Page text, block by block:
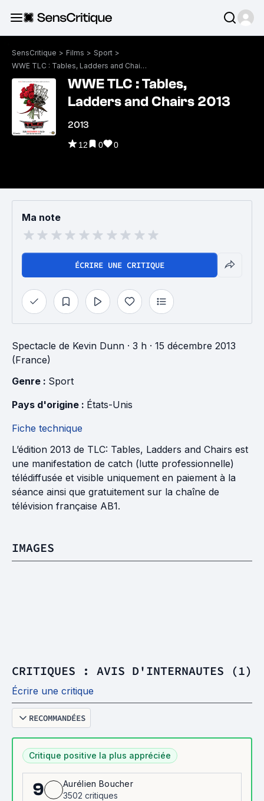
SensCritique > Films > Sport >
WWE TLC : Tables, Ladders and Chairs 2013
WWE TLC : Tables,
Ladders and Chairs 2013
2013
12 0 0
Ma note
ÉCRIRE UNE CRITIQUE
Spectacle de Kevin Dunn · 3 h · 15 décembre 2013
(France)
Genre : Sport
Pays d'origine : États-Unis
Fiche technique
L’édition 2013 de TLC: Tables, Ladders and Chairs est
une manifestation de catch (lutte professionnelle)
télédiffusée et visible uniquement en paiement à la
séance ainsi que gratuitement sur la chaîne de
télévision française AB1.
IMAGES
CRITIQUES : AVIS D'INTERNAUTES (1)
Écrire une critique
RECOMMANDÉES
Critique positive la plus appréciée
9
Aurélien Boucher
3502 critiques